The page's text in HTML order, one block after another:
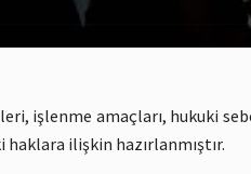
işlenme amaçları, hukuki
haklara ilişkin hazırlanmıştır.